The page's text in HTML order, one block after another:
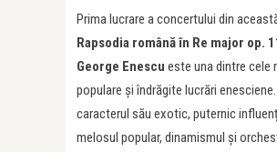
Prima lucrare a concertului din
Rapsodia românăîn Re major op.
George Enescu este una dintre cele
populare și îndrăgite lucrări
caracterul său exotic, puternic
melosul popular, dinamismul și